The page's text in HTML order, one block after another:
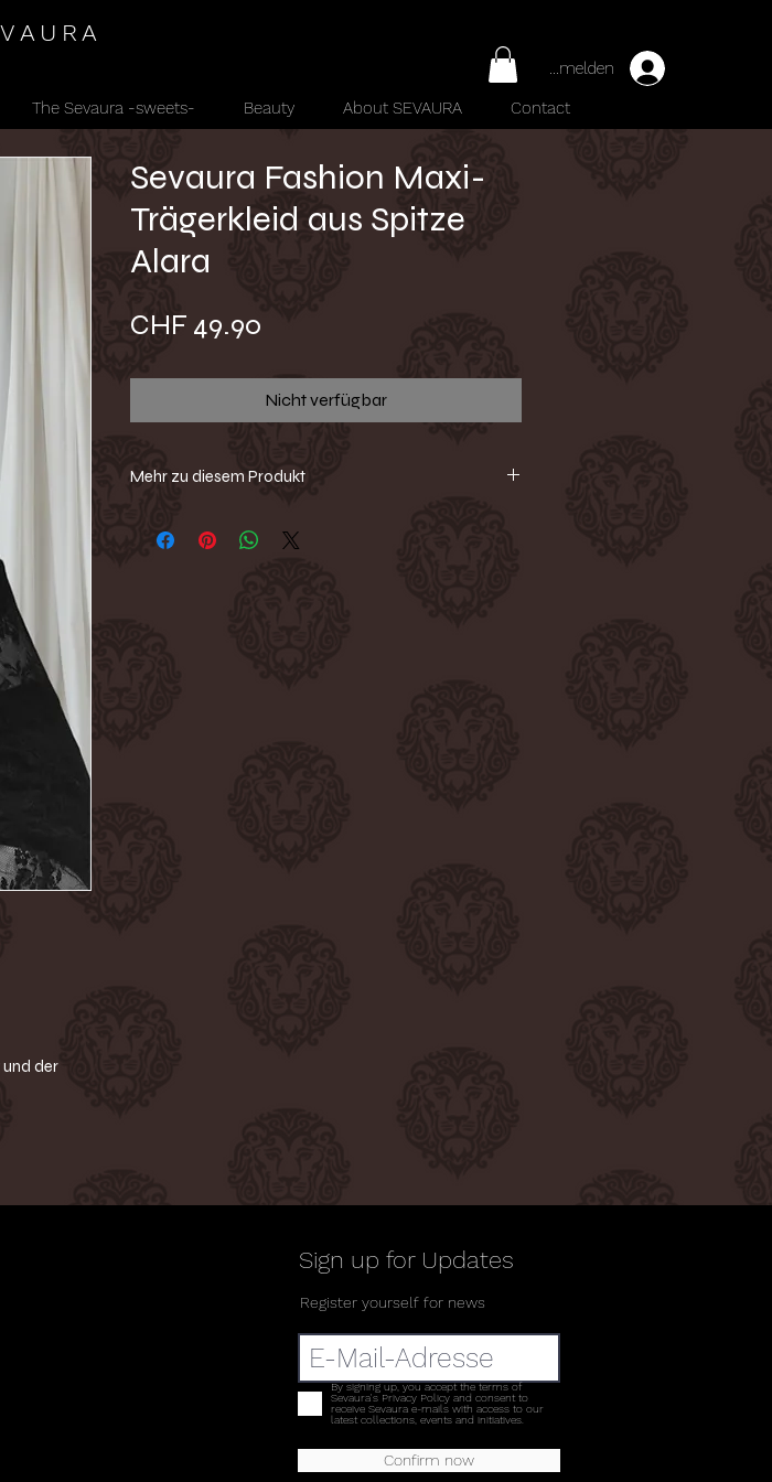
Anmelden
The Sevaura -sweets- Beauty About SEVAURA Contact
der
Sevaura Fashion Maxi-
Trägerkleid aus Spitze
Alara
CHF 49.90
Nicht verfügbar
Mehr zu diesem Produkt
Blumenmuster ist ein wahres Modewunder – ein
Sign up for Updates
Register yourself for news
By signing up, you accept the terms of
Sevaura's Privacy Policy and consent to
receive Sevaura e-mails with access to our
latest collections, events and initiatives.
Confirm now